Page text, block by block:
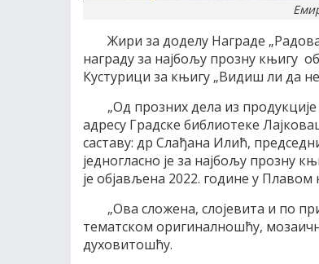
Жири за доделу Награде
награду за најбољу прозну књигу
Кустурици за књигу „Видиш ли да
„Од прозних дела из
адресу Градске библиотеке
саставу: др Слађана Илић,
jедногласно је за најбољу прозну
је објављена 2022. године у
„Ова сложена, слојевита и по
тематском оригиналношћу,
духовитошћу.